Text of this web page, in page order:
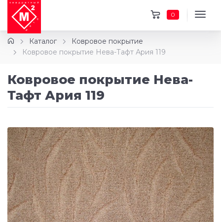
0
Каталог
Ковровое покрытие
Ковровое покрытие Нева-Тафт Ария 119
Ковровое покрытие Нева-
Тафт Ария 119